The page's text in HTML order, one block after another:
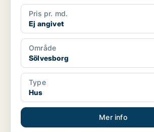
Pris pr. md.
Ej angivet
Område
Sölvesborg
Type
Hus
Mer info